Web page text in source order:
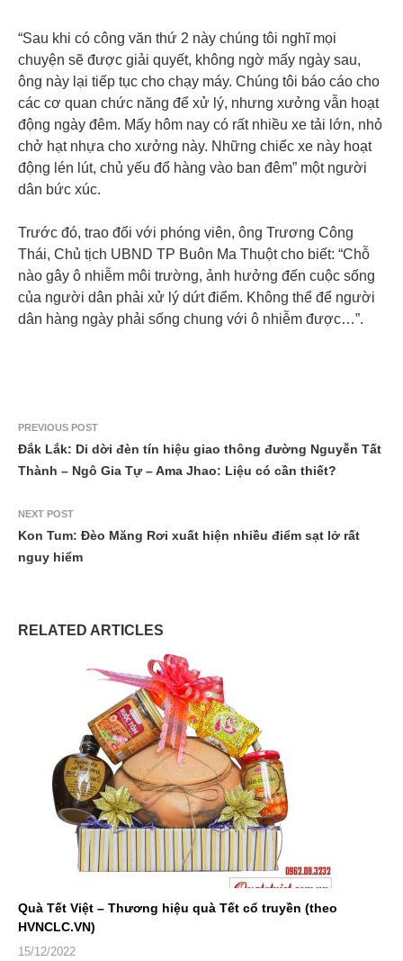
“Sau khi có công văn thứ 2 này chúng tôi nghĩ mọi
chuyện sẽ được giải quyết, không ngờ mấy ngày sau,
ông này lại tiếp tục cho chạy máy. Chúng tôi báo cáo cho
các cơ quan chức năng để xử lý, nhưng xưởng vẫn hoạt
động ngày đêm. Mấy hôm nay có rất nhiều xe tải lớn, nhỏ
chở hạt nhựa cho xưởng này. Những chiếc xe này hoạt
động lén lút, chủ yếu đổ hàng vào ban đêm” một người
dân bức xúc.
Trước đó, trao đổi với phóng viên, ông Trương Công
Thái, Chủ tịch UBND TP Buôn Ma Thuột cho biết: “Chỗ
nào gây ô nhiễm môi trường, ảnh hưởng đến cuộc sống
của người dân phải xử lý dứt điểm. Không thể để người
dân hàng ngày phải sống chung với ô nhiễm được…”.
PREVIOUS POST
Đắk Lắk: Di dời đèn tín hiệu giao thông đường Nguyễn Tất
Thành – Ngô Gia Tự – Ama Jhao: Liệu có cần thiết?
NEXT POST
Kon Tum: Đèo Măng Rơi xuất hiện nhiều điểm sạt lở rất
nguy hiểm
RELATED ARTICLES
Quà Tết Việt – Thương hiệu quà Tết cổ truyền (theo
HVNCLC.VN)
15/12/2022